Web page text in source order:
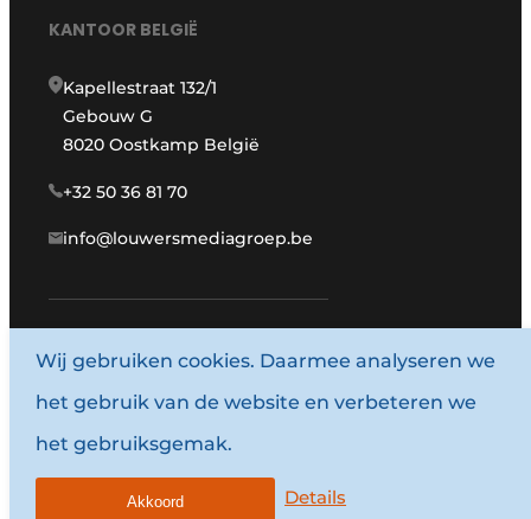
KANTOOR BELGIË
Kapellestraat 132/1
Gebouw G
8020 Oostkamp België
+32 50 36 81 70
info@louwersmediagroep.be
www.louwersmediagroep.com
© 1987 - 2026 Louwersmediagroep.
Algemene voorwaarden
Wij gebruiken cookies. Daarmee analyseren we
het gebruik van de website en verbeteren we
het gebruiksgemak.
Details
Akkoord